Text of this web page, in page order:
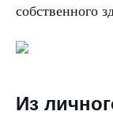
собственного
Из